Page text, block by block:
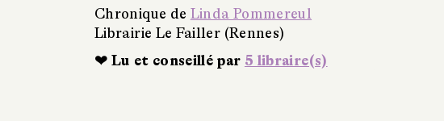
Chronique de Linda Pommereul
Librairie Le Failler (Rennes)
❤ Lu et conseillé par 5 libraire(s)